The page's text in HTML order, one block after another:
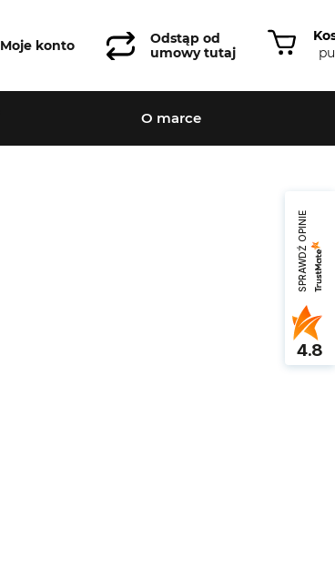
Moje konto
Odstąp od
umowy tutaj
O marce
SPRAWDŹ OPINIE
4.8